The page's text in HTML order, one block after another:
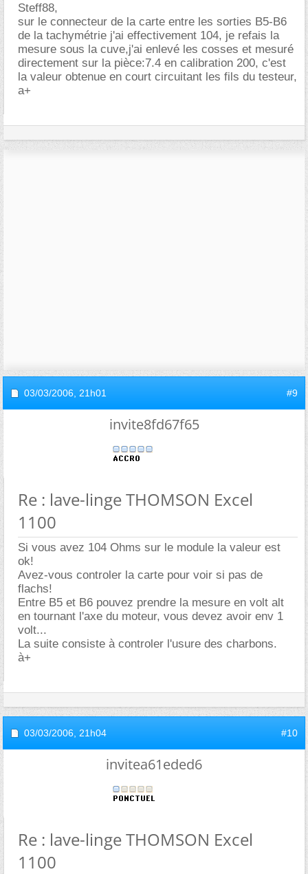
Steff88,
sur le connecteur de la carte entre les sorties B5-B6
de la tachymétrie j'ai effectivement 104, je refais la
mesure sous la cuve,j'ai enlevé les cosses et mesuré
directement sur la pièce:7.4 en calibration 200, c'est
la valeur obtenue en court circuitant les fils du testeur,
a+
03/03/2006, 21h01 #9
invite8fd67f65
Re : lave-linge THOMSON Excel
1100
Si vous avez 104 Ohms sur le module la valeur est
ok!
Avez-vous controler la carte pour voir si pas de
flachs!
Entre B5 et B6 pouvez prendre la mesure en volt alt
en tournant l'axe du moteur, vous devez avoir env 1
volt...
La suite consiste à controler l'usure des charbons.
à+
03/03/2006, 21h04 #10
invitea61eded6
Re : lave-linge THOMSON Excel
1100